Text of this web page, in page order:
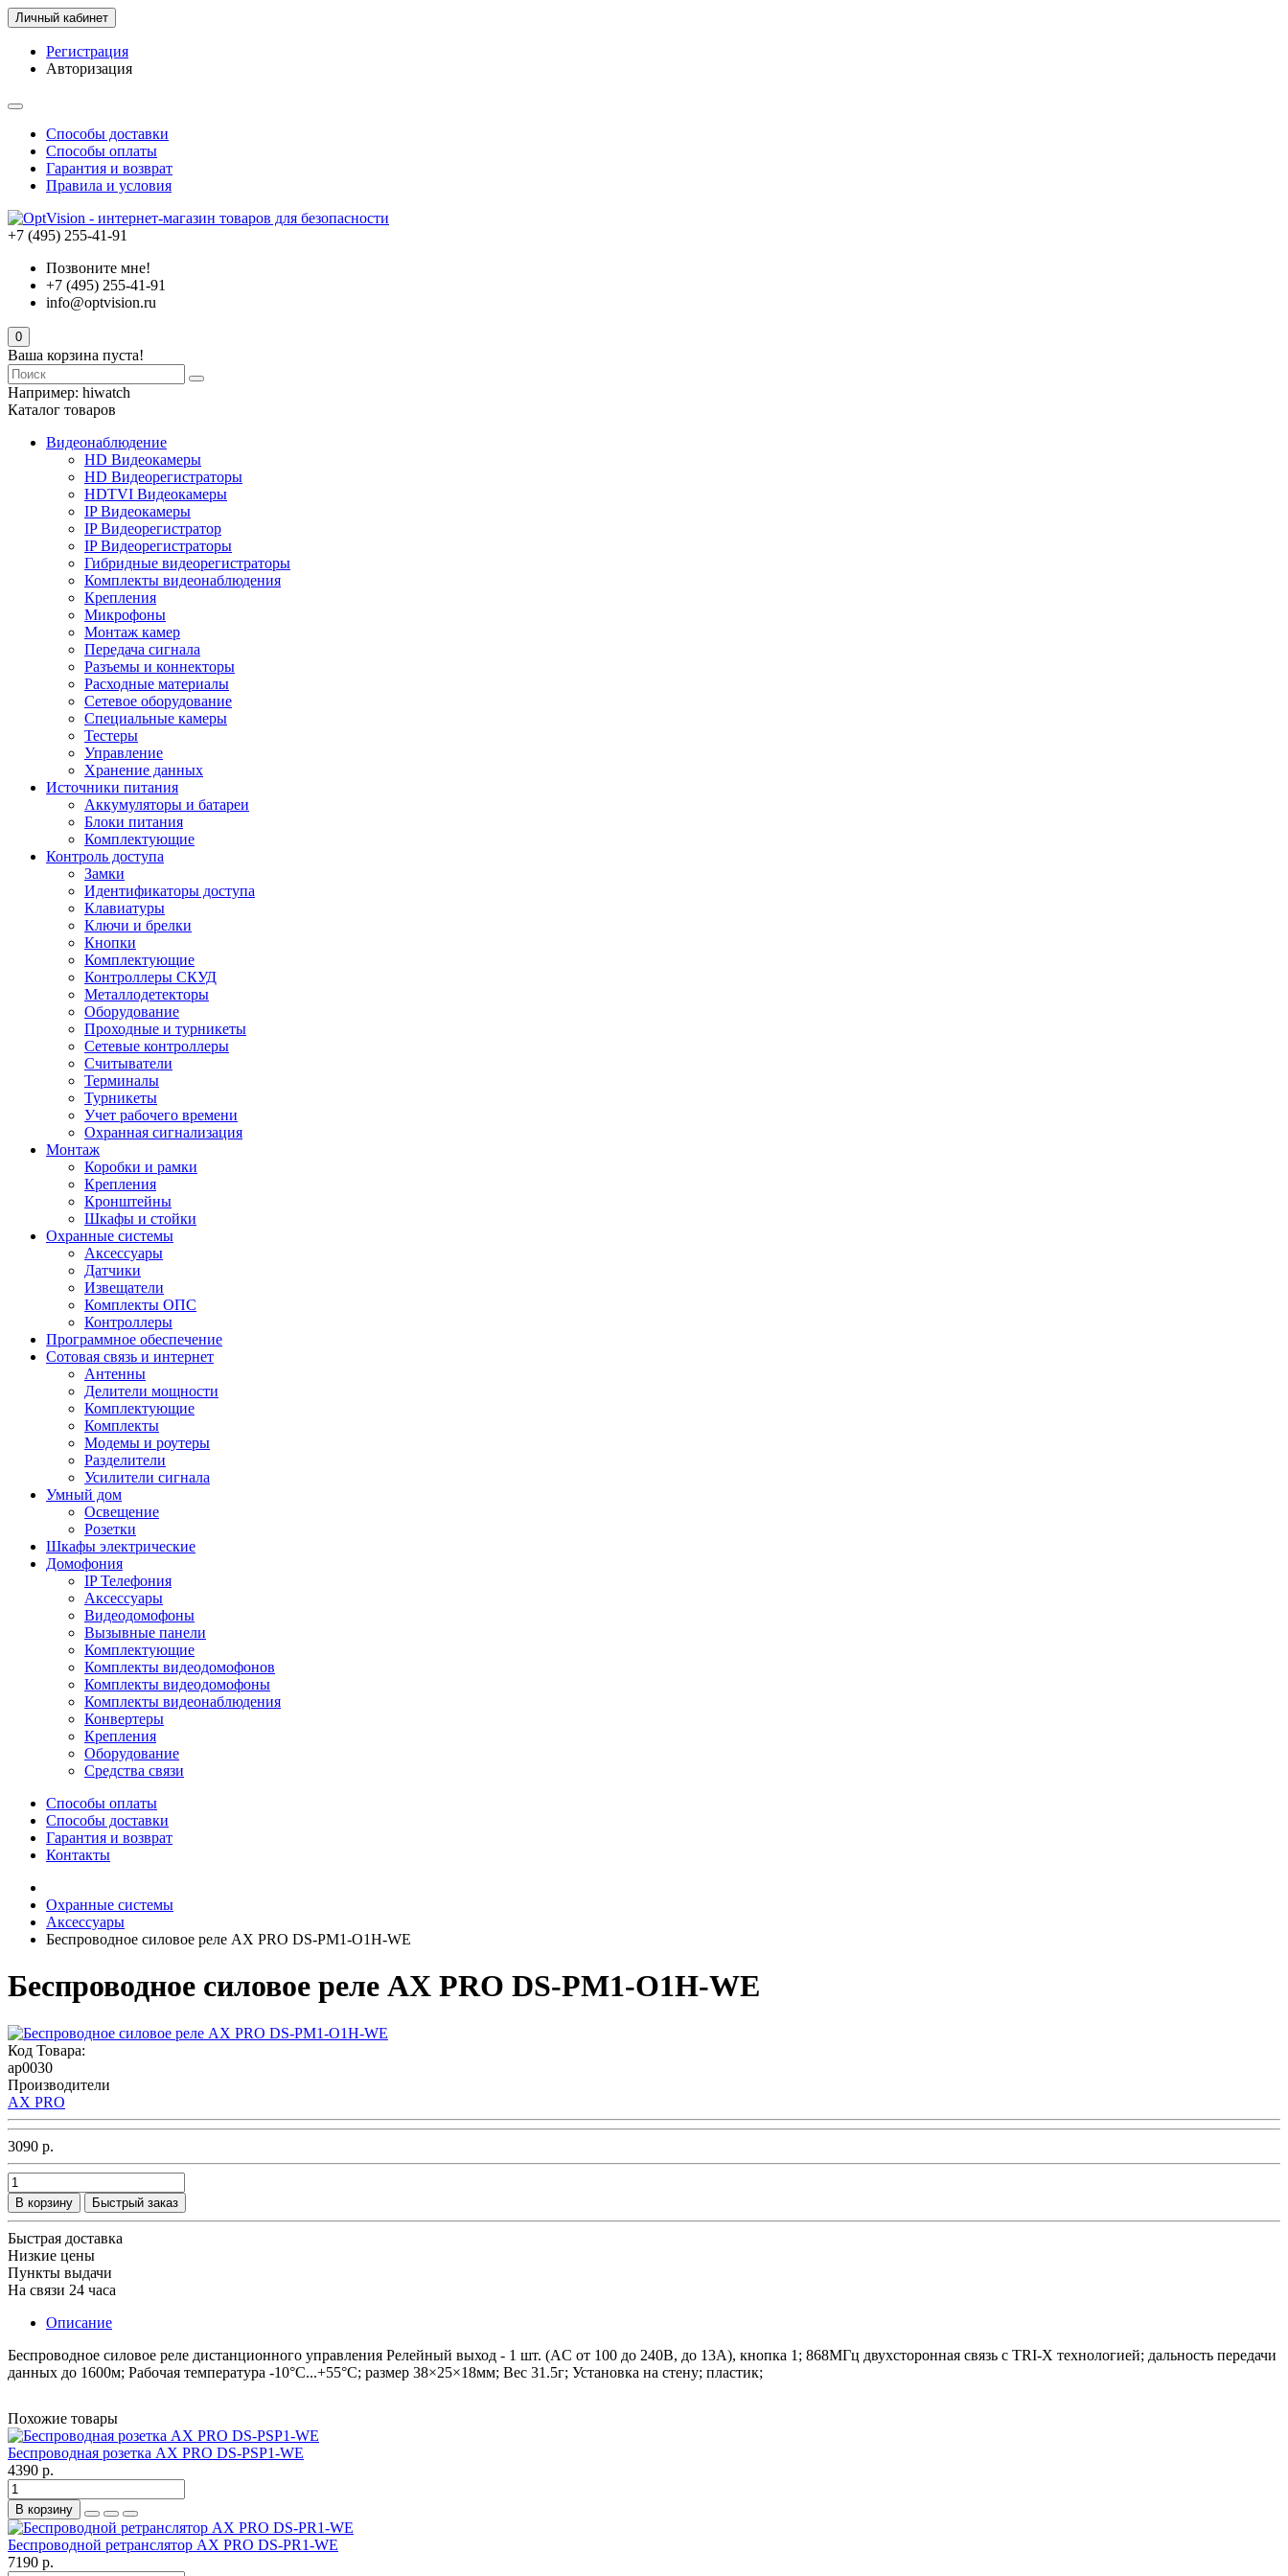
Личный кабинет
Регистрация
Авторизация
Способы доставки
Способы оплаты
Гарантия и возврат
Правила и условия
+7 (495) 255-41-91
Позвоните мне!
+7 (495) 255-41-91
info@optvision.ru
0
Ваша корзина пуста!
Например: hiwatch
Каталог товаров
Видеонаблюдение
HD Видеокамеры
HD Видеорегистраторы
HDTVI Видеокамеры
IP Видеокамеры
IP Видеорегистратор
IP Видеорегистраторы
Гибридные видеорегистраторы
Комплекты видеонаблюдения
Крепления
Микрофоны
Монтаж камер
Передача сигнала
Разъемы и коннекторы
Расходные материалы
Сетевое оборудование
Специальные камеры
Тестеры
Управление
Хранение данных
Источники питания
Аккумуляторы и батареи
Блоки питания
Комплектующие
Контроль доступа
Замки
Идентификаторы доступа
Клавиатуры
Ключи и брелки
Кнопки
Комплектующие
Контроллеры СКУД
Металлодетекторы
Оборудование
Проходные и турникеты
Сетевые контроллеры
Считыватели
Терминалы
Турникеты
Учет рабочего времени
Охранная сигнализация
Монтаж
Коробки и рамки
Крепления
Кронштейны
Шкафы и стойки
Охранные системы
Аксессуары
Датчики
Извещатели
Комплекты ОПС
Контроллеры
Программное обеспечение
Сотовая связь и интернет
Антенны
Делители мощности
Комплектующие
Комплекты
Модемы и роутеры
Разделители
Усилители сигнала
Умный дом
Освещение
Розетки
Шкафы электрические
Домофония
IP Телефония
Аксессуары
Видеодомофоны
Вызывные панели
Комплектующие
Комплекты видеодомофонов
Комплекты видеодомофоны
Комплекты видеонаблюдения
Конвертеры
Крепления
Оборудование
Средства связи
Способы оплаты
Способы доставки
Гарантия и возврат
Контакты
Охранные системы
Аксессуары
Беспроводное силовое реле AX PRO DS-PM1-O1H-WE
Беспроводное силовое реле AX PRO DS-PM1-O1H-WE
Код Товара:
ap0030
Производители
AX PRO
3090 р.
В корзину Быстрый заказ
Быстрая доставка
Низкие цены
Пункты выдачи
На связи 24 часа
Описание
Беспроводное силовое реле дистанционного управления Релейный выход - 1 шт. (AC от 100 до 240В, до 13А), кнопка 1; 868МГц двухсторонная связь с TRI-X технологией; дальность передачи
данных до 1600м; Рабочая температура -10°C...+55°C; размер 38×25×18мм; Вес 31.5г; Установка на стену; пластик;
Похожие товары
Беспроводная розетка AX PRO DS-PSP1-WE
4390 р.
В корзину
Беспроводной ретранслятор AX PRO DS-PR1-WE
7190 р.